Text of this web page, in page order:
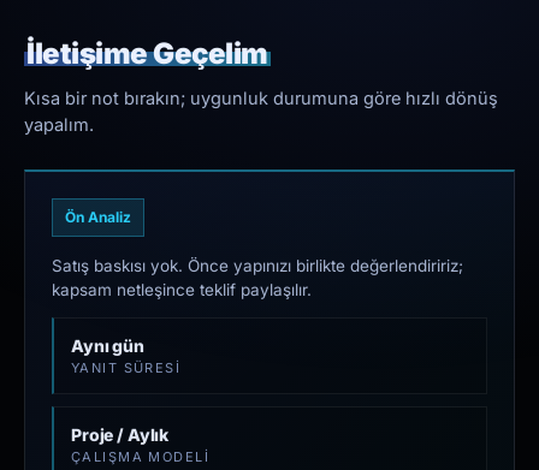
İletişime Geçelim
Kısa bir not bırakın; uygunluk durumuna göre hızlı dönüş
yapalım.
Ön Analiz
Satış baskısı yok. Önce yapınızı birlikte değerlendiririz;
kapsam netleşince teklif paylaşılır.
Aynı gün
YANIT SÜRESI
Proje / Aylık
ÇALIŞMA MODELI